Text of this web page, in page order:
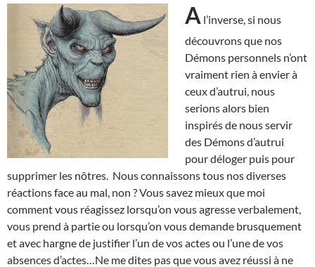
A l’inverse, si nous
découvrons que nos
Démons personnels n’ont
vraiment rien à envier à
ceux d’autrui, nous
serions alors bien
inspirés de nous servir
des Démons d’autrui
pour déloger puis pour
supprimer les nôtres. Nous connaissons tous nos diverses
réactions face au mal, non ? Vous savez mieux que moi
comment vous réagissez lorsqu’on vous agresse verbalement,
vous prend à partie ou lorsqu’on vous demande brusquement
et avec hargne de justifier l’un de vos actes ou l’une de vos
absences d’actes…Ne me dites pas que vous avez réussi à ne